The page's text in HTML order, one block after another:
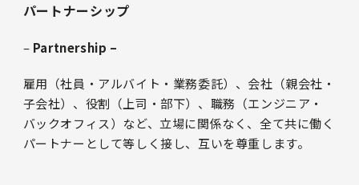
パートナーシップ
– Partnership –
雇用（社員・アルバイト・業務委託）、会社（親会社・
子会社）、役割（上司・部下）、職務（エンジニア・
バックオフィス）など、立場に関係なく、全て共に働く
パートナーとして等しく接し、互いを尊重します。